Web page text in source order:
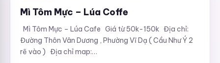
Mì Tôm Mực – Lúa Coffe
Mì Tôm Mực – Lúa Cafe Giá từ 50k-150k Địa chỉ:
Đường Thôn Vân Dương , Phường Vĩ Dạ ( Cầu Như Ý 2
rẽ vào ) Địa chỉ map: